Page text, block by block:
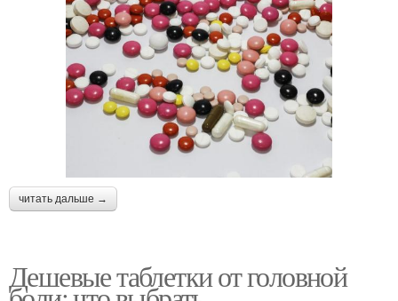
читать дальше →
Дешевые таблетки от головной